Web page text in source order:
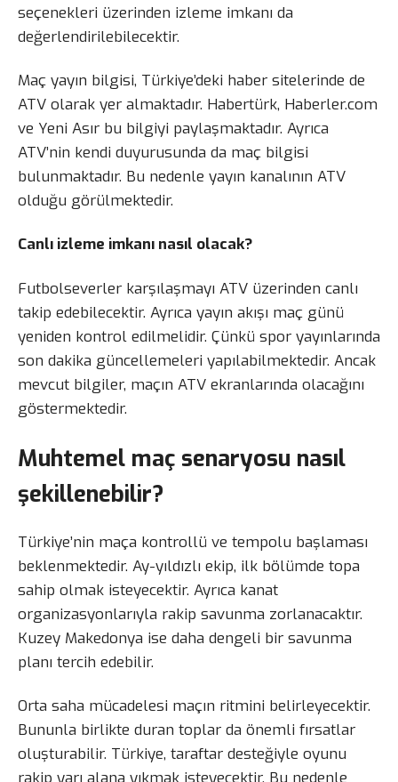
seçenekleri üzerinden izleme imkanı da
değerlendirilebilecektir.
Maç yayın bilgisi, Türkiye’deki haber sitelerinde de
ATV olarak yer almaktadır. Habertürk, Haberler.com
ve Yeni Asır bu bilgiyi paylaşmaktadır. Ayrıca
ATV’nin kendi duyurusunda da maç bilgisi
bulunmaktadır. Bu nedenle yayın kanalının ATV
olduğu görülmektedir.
Canlı izleme imkanı nasıl olacak?
Futbolseverler karşılaşmayı ATV üzerinden canlı
takip edebilecektir. Ayrıca yayın akışı maç günü
yeniden kontrol edilmelidir. Çünkü spor yayınlarında
son dakika güncellemeleri yapılabilmektedir. Ancak
mevcut bilgiler, maçın ATV ekranlarında olacağını
göstermektedir.
Muhtemel maç senaryosu nasıl
şekillenebilir?
Türkiye’nin maça kontrollü ve tempolu başlaması
beklenmektedir. Ay-yıldızlı ekip, ilk bölümde topa
sahip olmak isteyecektir. Ayrıca kanat
organizasyonlarıyla rakip savunma zorlanacaktır.
Kuzey Makedonya ise daha dengeli bir savunma
planı tercih edebilir.
Orta saha mücadelesi maçın ritmini belirleyecektir.
Bununla birlikte duran toplar da önemli fırsatlar
oluşturabilir. Türkiye, taraftar desteğiyle oyunu